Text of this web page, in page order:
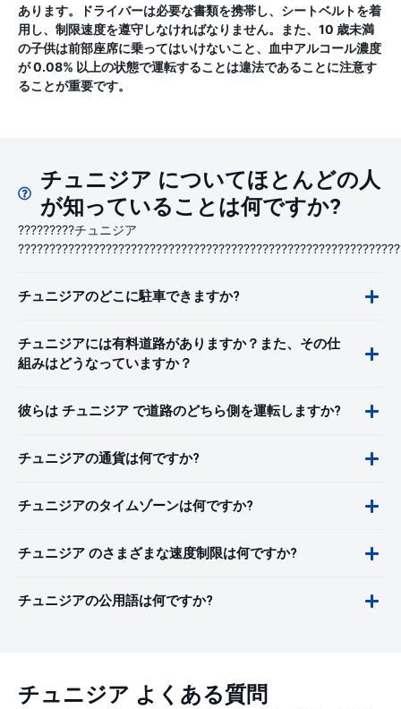
あります。ドライバーは必要な書類を携帯し、シートベルトを着
用し、制限速度を遵守しなければなりません。また、10 歳未満
の子供は前部座席に乗ってはいけないこと、血中アルコール濃度
が 0.08% 以上の状態で運転することは違法であることに注意す
ることが重要です。
チュニジア についてほとんどの人
が知っていることは何ですか?
?????????チュニジア
チュニジアのどこに駐車できますか?
チュニジアには有料道路がありますか？また、その仕
組みはどうなっていますか？
彼らは チュニジア で道路のどちら側を運転しますか?
チュニジアの通貨は何ですか?
チュニジアのタイムゾーンは何ですか?
チュニジア のさまざまな速度制限は何ですか?
チュニジアの公用語は何ですか?
チュニジア よくある質問